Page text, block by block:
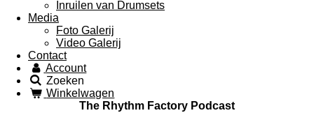
Inruilen van Drumsets
Media
Foto Galerij
Video Galerij
Contact
Account
Zoeken
Winkelwagen
The Rhythm Factory Podcast